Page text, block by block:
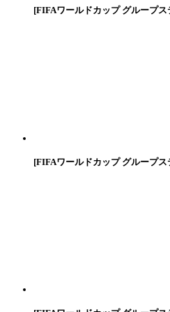
[FIFAワールドカップ グループ
[FIFAワールドカップ グループ